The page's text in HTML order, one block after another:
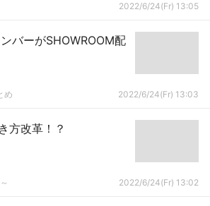
2022/6/24(Fr) 13:05
バーがSHOWROOM配
め 2022/6/24(Fr) 13:03
方改革！？
2022/6/24(Fr) 13:02